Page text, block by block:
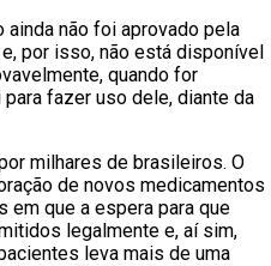
não foi aprovado pela
por isso, não está disponível
quando for
fazer uso dele, diante da
milhares de brasileiros. O
de novos medicamentos
em que a espera para que
legalmente e, aí sim,
leva mais de uma